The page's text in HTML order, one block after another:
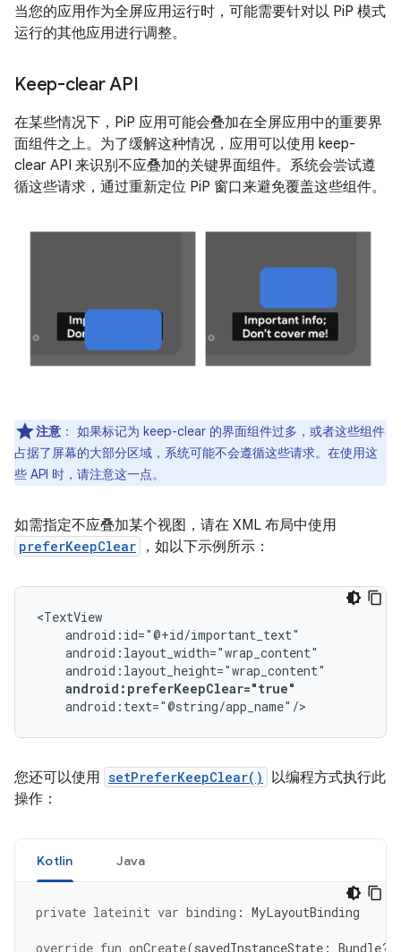
当您的应用作为全屏应用运行时，可能需要针对以 PiP 模式
运行的其他应用进行调整。
Keep-clear API
在某些情况下，PiP 应用可能会叠加在全屏应用中的重要界
面组件之上。为了缓解这种情况，应用可以使用 keep-
clear API 来识别不应叠加的关键界面组件。系统会尝试遵
循这些请求，通过重新定位 PiP 窗口来避免覆盖这些组件。
注意 ： 如果标记为 keep-clear 的界面组件过多，或者这些组件
占据了屏幕的大部分区域，系统可能不会遵循这些请求。在使用这
些 API 时，请注意这一点。
如需指定不应叠加某个视图，请在 XML 布局中使用
preferKeepClear ，如以下示例所示：
android:preferKeepClear="true"
您还可以使用 setPreferKeepClear()
以编程方式执行此
操作：
Kotlin Java
private lateinit var binding : MyLayoutBinding
override fun onCreate(savedInstanceState : Bundle?)